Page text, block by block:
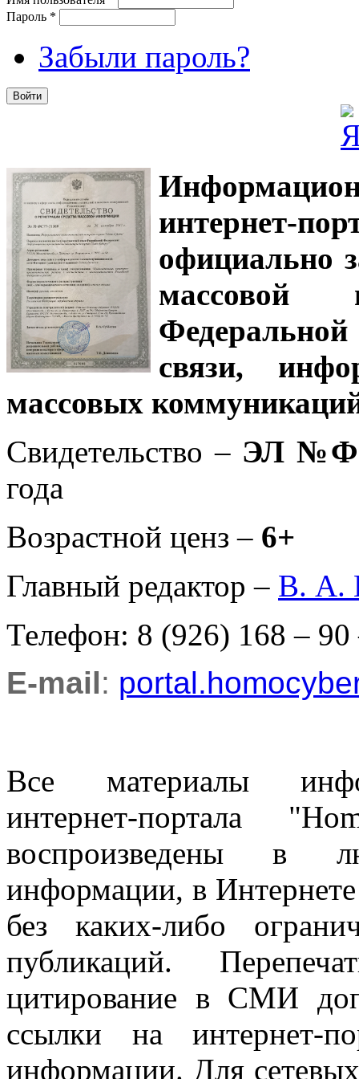
Пароль *
Забыли пароль?
интернет-
официально
связи,
массовых
Свидетельство – ЭЛ
года
Возрастной ценз – 6+
Главный редактор – В. А.
Телефон: 8 (926) 168 – 90
E-mail:
Все материалы
интернет-портала
воспроизведены в
информации, в
без каких-либо
публикаций.
цитирование в СМИ
ссылки на интернет-
информации. Для